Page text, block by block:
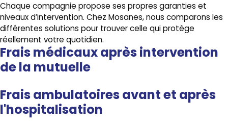
Chaque compagnie propose ses propres garanties et
niveaux d’intervention. Chez Mosanes, nous comparons les
différentes solutions pour trouver celle qui protège
réellement votre quotidien.
Frais médicaux après intervention
de la mutuelle
Frais ambulatoires avant et après
l'hospitalisation